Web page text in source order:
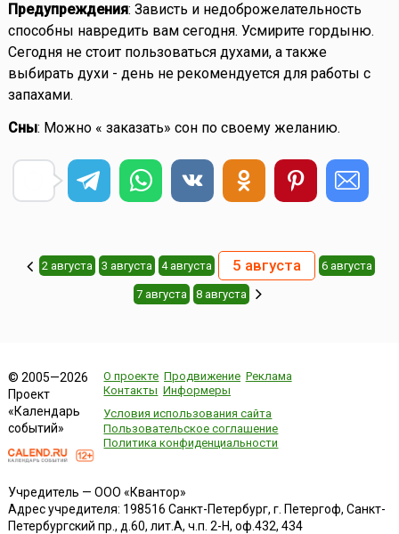
Предупреждения: Зависть и недоброжелательность
способны навредить вам сегодня. Усмирите гордыню.
Сегодня не стоит пользоваться духами, а также
выбирать духи - день не рекомендуется для работы с
запахами.
Сны: Можно « заказать» сон по своему желанию.
2 августа 3 августа 4 августа 5 августа 6 августа
7 августа 8 августа
© 2005—2026
Проект
«Календарь
событий»
О проекте Продвижение Реклама
Контакты Информеры
Условия использования сайта
Пользовательское соглашение
Политика конфиденциальности
Учредитель — ООО «Квантор»
Адрес учредителя: 198516 Санкт-Петербург, г. Петергоф, Санкт-
Петербургский пр., д.60, лит.А, ч.п. 2-Н, оф.432, 434